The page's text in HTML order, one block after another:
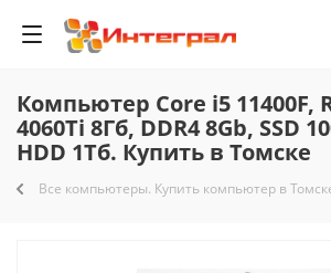
Компьютер Core i5 11400F,
4060Ti 8Гб, DDR4 8Gb, SSD
HDD 1Тб. Купить в Томске
Все компьютеры. Купить компьютер в